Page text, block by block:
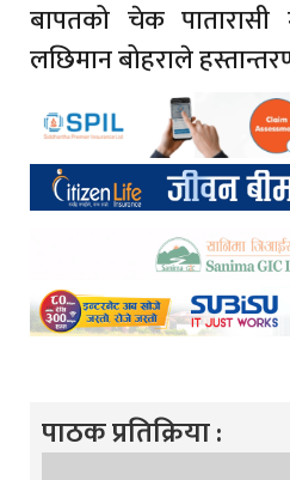
बापतको चेक पातारासी
लछिमान बोहराले
पाठक प्रतिक्रिया :